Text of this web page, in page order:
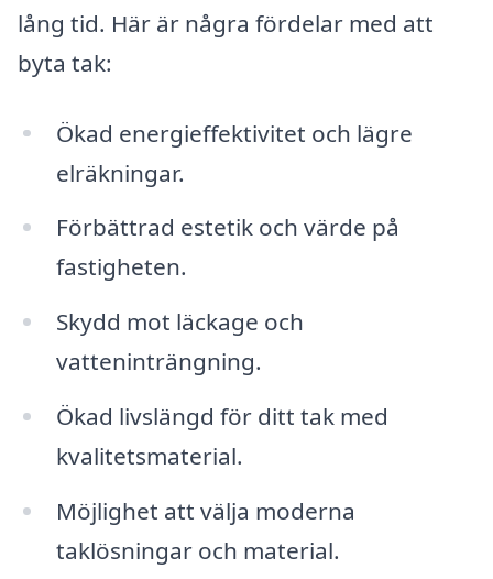
lång tid. Här är några fördelar med att
byta tak:
Ökad energieffektivitet och lägre
elräkningar.
Förbättrad estetik och värde på
fastigheten.
Skydd mot läckage och
vatteninträngning.
Ökad livslängd för ditt tak med
kvalitetsmaterial.
Möjlighet att välja moderna
taklösningar och material.